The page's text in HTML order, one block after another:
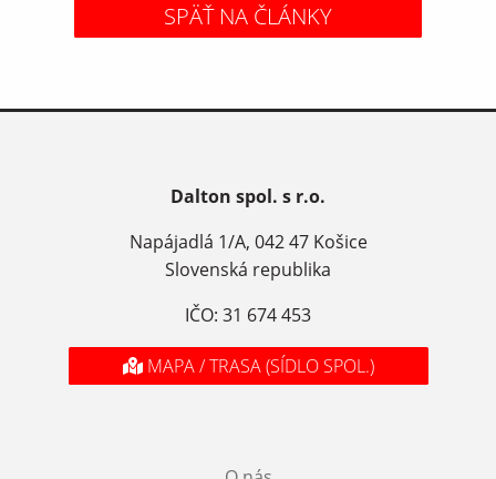
SPÄŤ NA ČLÁNKY
Dalton spol. s r.o.
Napájadlá 1/A, 042 47 Košice
Slovenská republika
IČO: 31 674 453
MAPA / TRASA (SÍDLO SPOL.)